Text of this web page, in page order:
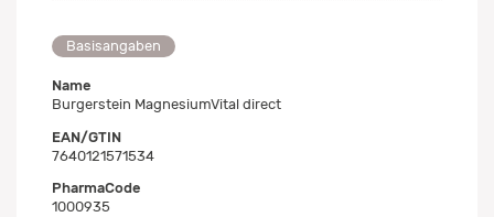
Basisangaben
Name
Burgerstein MagnesiumVital direct
EAN/GTIN
7640121571534
PharmaCode
1000935